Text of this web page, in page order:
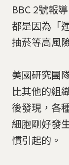
BBC 2號報
都是因為「
抽菸等高風
美國研究團
比其他的組
後發現，各
細胞剛好發
慣引起的。